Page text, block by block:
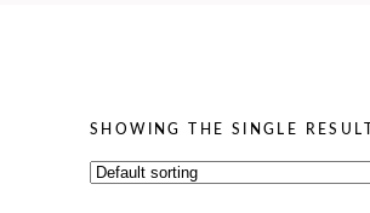
SHOWING THE SINGLE RESULT